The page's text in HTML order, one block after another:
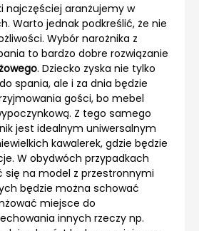
najczęściej aranżujemy w
Warto jednak podkreślić, że nie
Wybór narożnika z
to bardzo dobre rozwiązanie
. Dziecko zyska nie tylko
spania, ale i za dnia będzie
gości, bo mebel
Z tego samego
jest idealnym uniwersalnym
kawalerek, gdzie będzie
W obydwóch przypadkach
się na model z przestronnymi
będzie można schować
miejsce do
innych rzeczy np.